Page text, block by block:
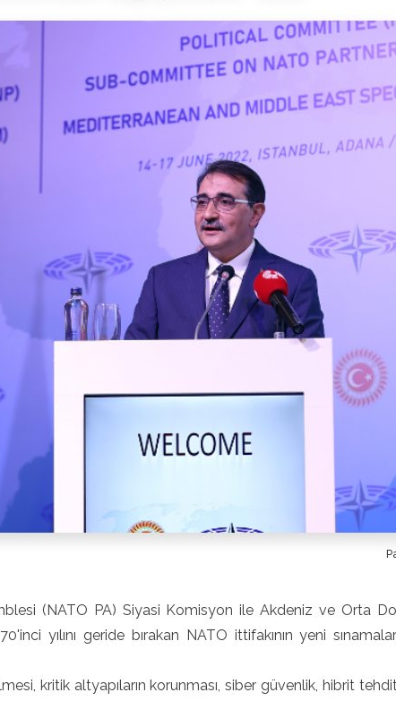
(NATO PA) Siyasi Komisyon ile Akdeniz ve Orta
yılını geride bırakan NATO ittifakının yeni
kritik altyapıların korunması, siber güvenlik, hibrit